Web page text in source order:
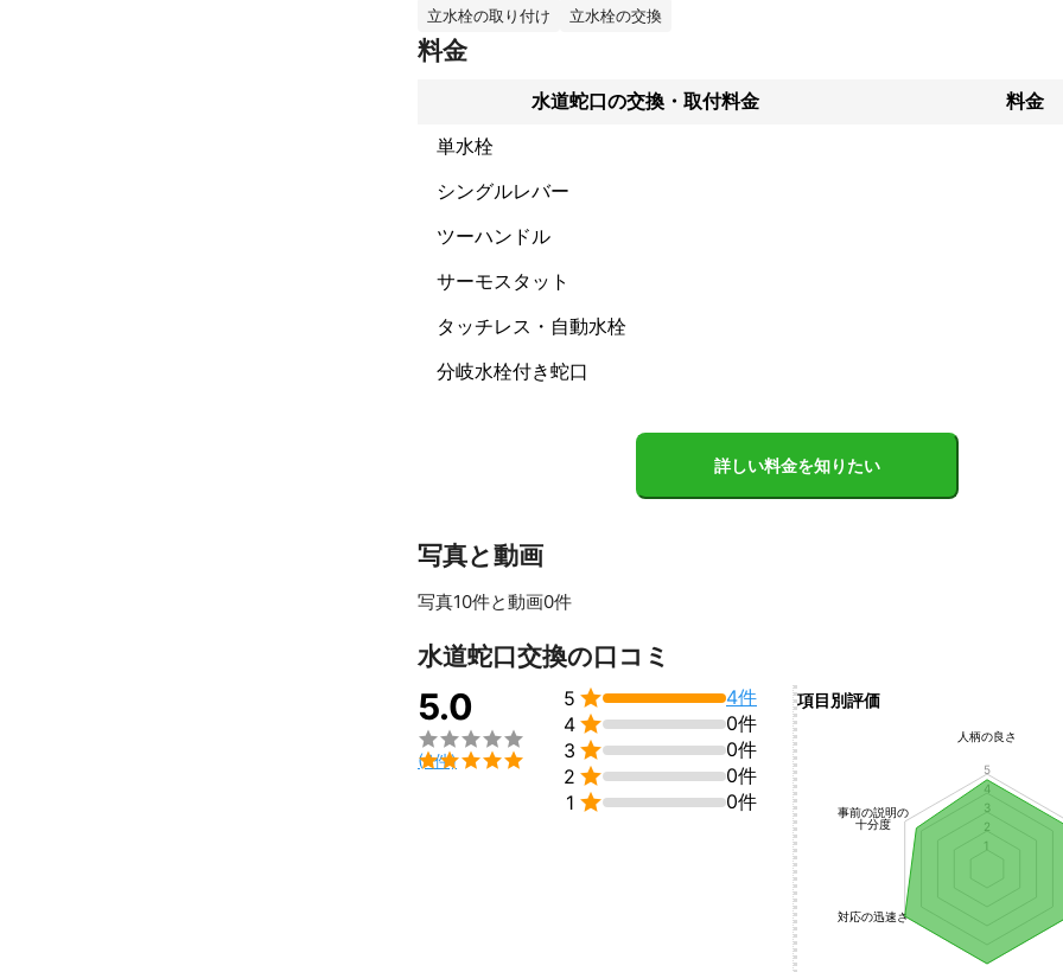
まずは予約リクエストからご希望のお日にちをご相談頂ければと思います。
水のトラブルはふくおか水道職人にお任せください！
＝＝水道局指定番号一覧＝＝
福岡市（1772）, 北九州市（F176）, 宗像地区事務組合（297）, 朝倉市, みやま市（
35）, 宮若市（201）, 筑紫野市（272）, 柳川市（214）, 久留米市（495）, 筑後市（
（28-5）， 嘉麻市（141）, 飯塚市（254）, 大野城市（329）, 大牟田市（192）, 古賀
女市（189）, 豊前市（115）, 太宰府市（262）, 直方市, 春日那珂川水道企業団（348
業団（282）, 中間市（244）, 田川広域水道企業団, 粕屋郡粕屋町（245）, 粕屋郡須
※離島等、一部対応外の地域がございます。
誠に恐れ入りますが、予めご了承ください。
【1】安心の水道局指定工事店
あらゆる水まわりの工事に対し、安全で適切な工事を行いますので、
安心してご依頼頂ければと思います。
地域に根付いた地域密着の水道工事会社として、対応エリアを広く設け、
【2】外注なし：自社の社員が対応いたします
弊社は依頼受付から現地へお伺いするサービススタッフまで、
全て自社の社員で対応を行っております。
爽やかな笑顔はサービスの基本と考え、接客マナーはもちろん、
確かな技術力を持った自社社員がお客様の元へ伺います。
水まわりのトラブルは予期せず起こりうるものです。
立水栓の取り付け 立水栓の交換
料金
水道蛇口の交換・取付料金
料金
単水栓
シングルレバー
ツーハンドル
サーモスタット
タッチレス・自動水栓
分岐水栓付き蛇口
詳しい料金を知りたい
写真と動画
写真10件と動画0件
水道蛇口交換の口コミ
5.0


(4件)
5 
4件
4 
0件
3 
0件
2 
0件
1  0件
項目別評価
人柄の良さ
対応の迅速さ
事前の説明の
十分度
1
2
3
4
5